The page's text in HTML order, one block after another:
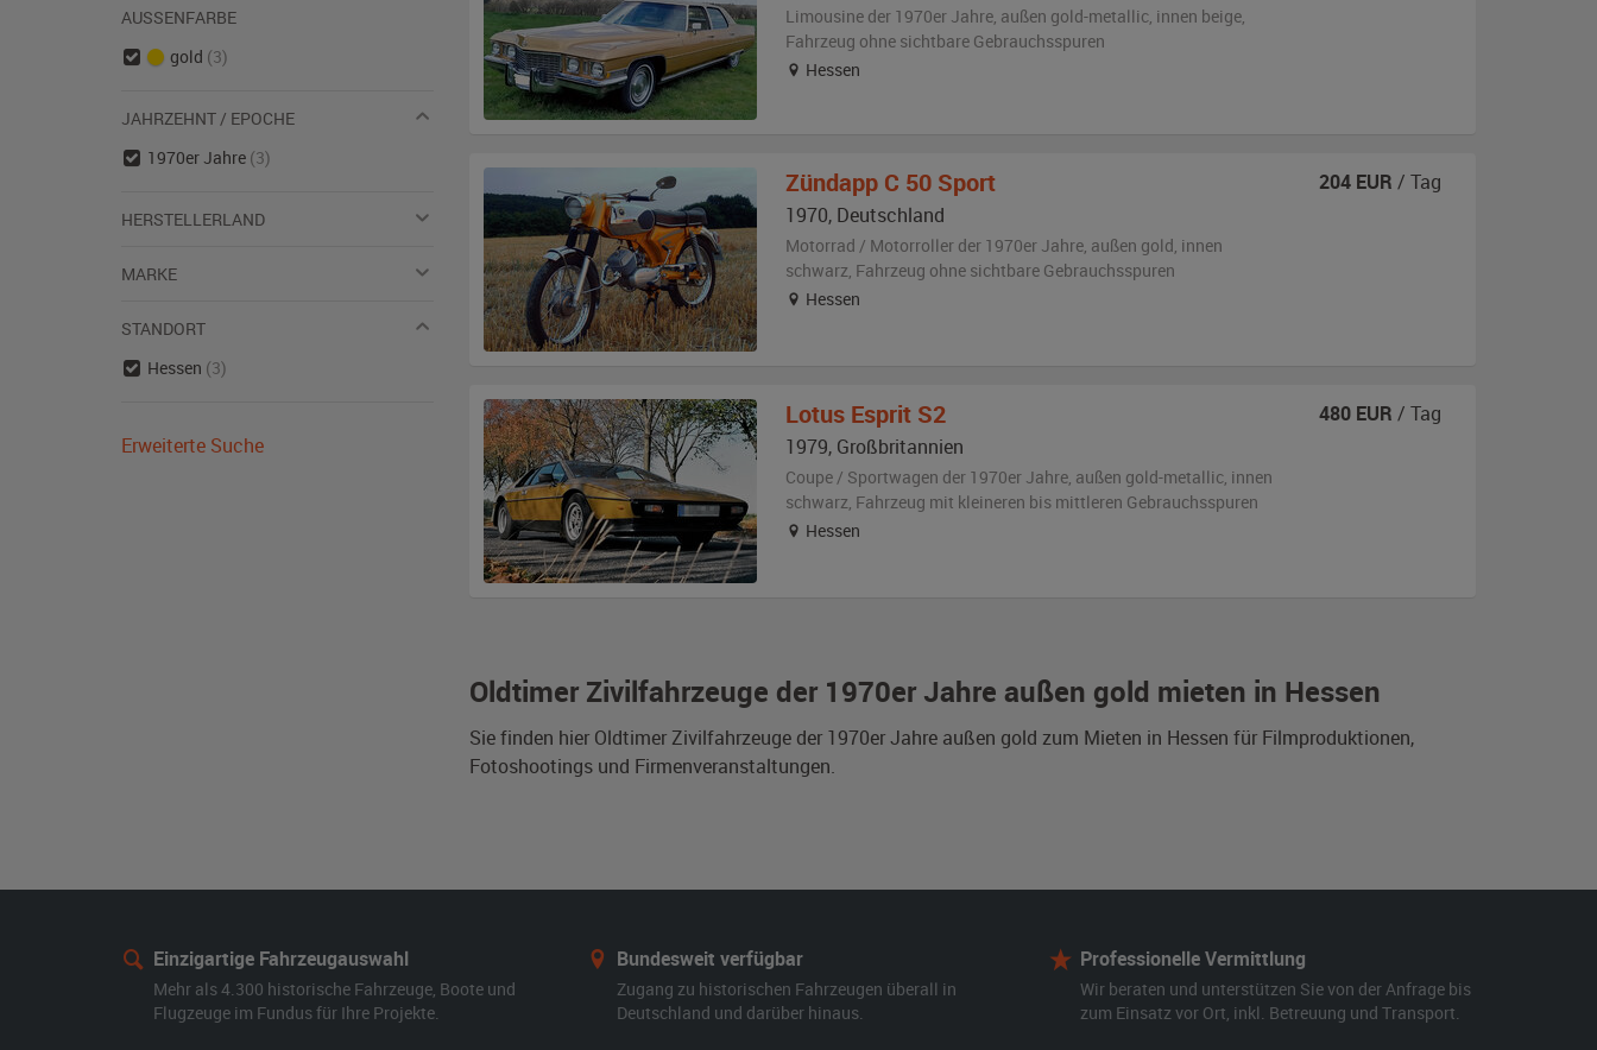
Oldtimer Zivilfahrzeuge der 1970er Jahre außen gold mieten in Hessen
Sie finden hier Oldtimer Zivilfahrzeuge der 1970er Jahre außen gold zum Mieten in Hessen für Filmproduktionen,
Fotoshootings und Firmenveranstaltungen.
Limousine der 1970er Jahre, außen gold-metallic, innen beige,
Fahrzeug ohne sichtbare Gebrauchsspuren
Hessen
Zündapp C 50 Sport
1970, Deutschland
Motorrad / Motorroller der 1970er Jahre, außen gold, innen
schwarz, Fahrzeug ohne sichtbare Gebrauchsspuren
Hessen
204 EUR / Tag
Lotus Esprit S2
1979, Großbritannien
Coupe / Sportwagen der 1970er Jahre, außen gold-metallic, innen
schwarz, Fahrzeug mit kleineren bis mittleren Gebrauchsspuren
Hessen
480 EUR / Tag
AUSSENFARBE
gold (3)
JAHRZEHNT / EPOCHE
1970er Jahre (3)
HERSTELLERLAND
MARKE
STANDORT
Hessen (3)
Erweiterte Suche
Einzigartige Fahrzeugauswahl
Mehr als 4.300 historische Fahrzeuge, Boote und
Flugzeuge im Fundus für Ihre Projekte.
Bundesweit verfügbar
Zugang zu historischen Fahrzeugen überall in
Deutschland und darüber hinaus.
Professionelle Vermittlung
Wir beraten und unterstützen Sie von der Anfrage bis
zum Einsatz vor Ort, inkl. Betreuung und Transport.